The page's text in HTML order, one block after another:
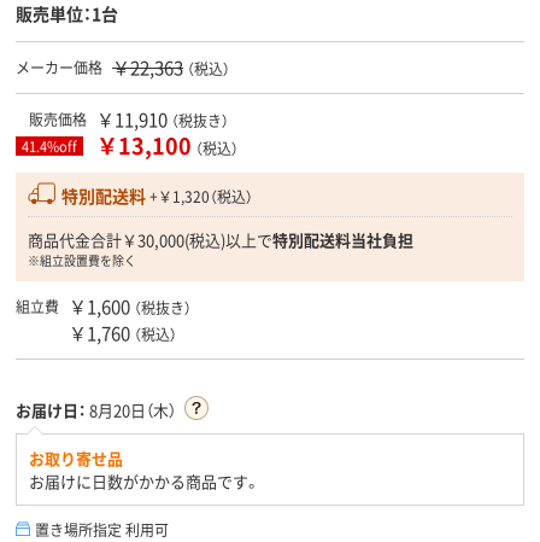
販売単位：1台
メーカー価格 ￥22,363 （税込）
販売価格 ￥11,910 （税抜き）
41.4%off ￥13,100 （税込）
特別配送料+￥1,320（税込）
商品代金合計￥30,000(税込)以上で特別配送料当社負担
※組立設置費を除く
組立費 ￥1,600 （税抜き）
￥1,760 （税込）
お届け日： 8月20日（木）
お取り寄せ品
お届けに日数がかかる商品です。
置き場所指定 利用可